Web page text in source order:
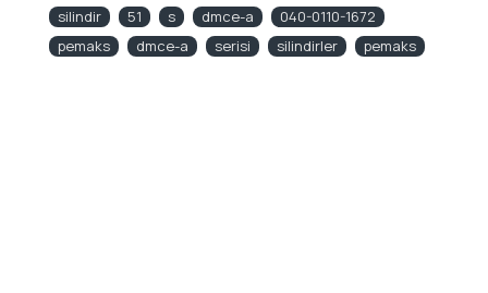
silindir
51 s dmce-a
040-0110-1672
pemaks
dmce-a serisi silindirler pemaks